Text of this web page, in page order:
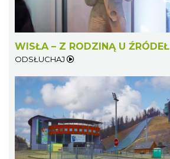
WISŁA – Z RODZINĄ U ŹRÓDEŁ
ODSŁUCHAJ